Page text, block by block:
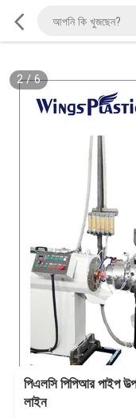
2/6
পিএলসি পিপিআর পাইপ
লাইন